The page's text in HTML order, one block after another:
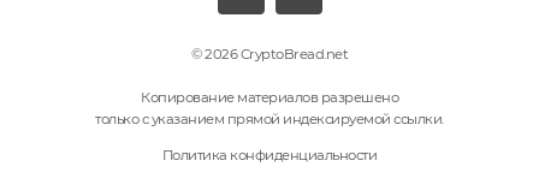
© 2026 CryptoBread.net
Копирование материалов разрешено
только с указанием прямой индексируемой ссылки.
Политика конфиденциальности